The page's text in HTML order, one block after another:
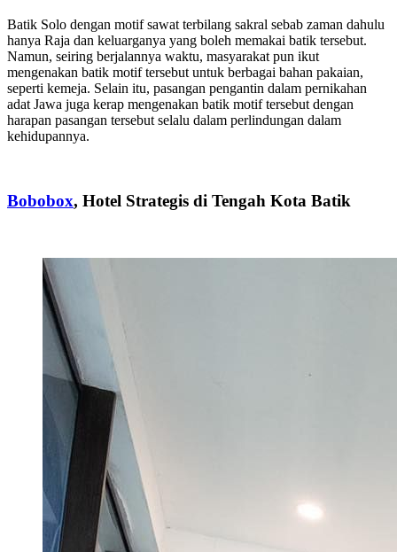
Batik Solo dengan motif sawat terbilang sakral sebab zaman dahulu
hanya Raja dan keluarganya yang boleh memakai batik tersebut.
Namun, seiring berjalannya waktu, masyarakat pun ikut
mengenakan batik motif tersebut untuk berbagai bahan pakaian,
seperti kemeja. Selain itu, pasangan pengantin dalam pernikahan
adat Jawa juga kerap mengenakan batik motif tersebut dengan
harapan pasangan tersebut selalu dalam perlindungan dalam
kehidupannya.
Bobobox, Hotel Strategis di Tengah Kota Batik